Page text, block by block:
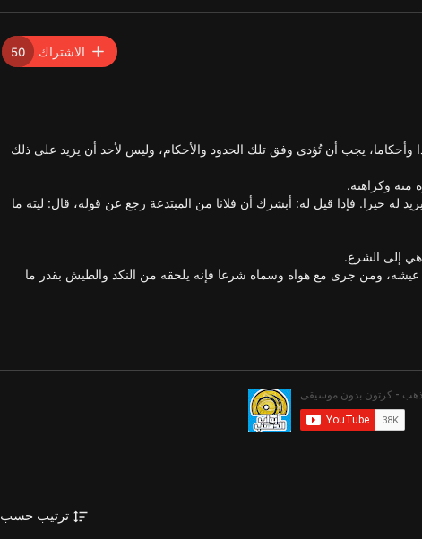
الاشتراك 50
وأحكاما، يجب أن تُؤدى وفق تلك الحدود والأحكام، وليس لأحد أن يزيد على ذلك
منه وكراهته.
له خيرا. فإذا قيل له: أبشرك أن فلانا من المبتدعة رجع عن قوله، قال: ليته ما
هي إلى الشرع.
ومن جرى مع هواه وسماه شرعا فإنه يلحقه من النكد والطيش بقدر ما
https://
ترتيب حسب